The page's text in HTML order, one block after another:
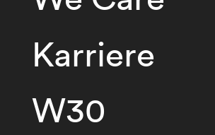
Karriere
W30